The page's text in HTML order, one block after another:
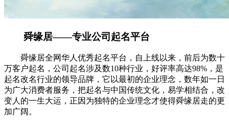
舜缘居——专业公司起名平台
舜缘居全网华人优秀起名平台，自上线以来，前后为数十
万客户起名，公司起名涉及数10种行业，好评率高达98%，是
起名改名行业的领导品牌，它以最初的企业理念，数年如一日
为广大消费者服务，把起名与中国传统文化，易学相结合，改
变人的一生大运，正因为独特的企业理念才使得舜缘居走的更
加广阔。